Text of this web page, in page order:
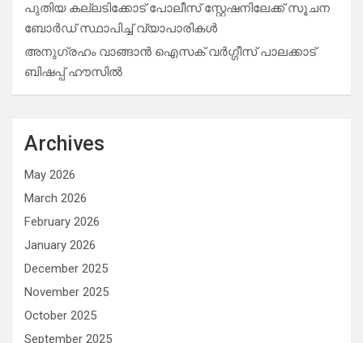
പുതിയ കല്ലടിക്കോട് പോലീസ് സ്റ്റേഷനിലേക്ക് സൂചന
ബോർഡ് സ്ഥാപിച്ച് വ്യാപാരികൾ
അനുഗ്രഹം വാങ്ങാൻ ഐസക് വര്‍ഗ്ഗീസ് പാലക്കാട്
ബിഷപ്പ് ഹൗസില്‍
Archives
May 2026
March 2026
February 2026
January 2026
December 2025
November 2025
October 2025
September 2025